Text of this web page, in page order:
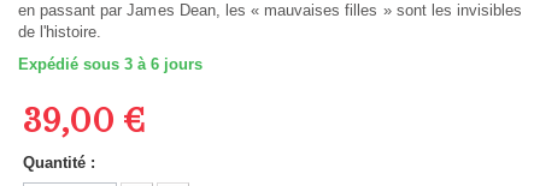
en passant par James Dean, les « mauvaises filles » sont les invisibles
de l'histoire.
Expédié sous 3 à 6 jours
39,00 €
Quantité :